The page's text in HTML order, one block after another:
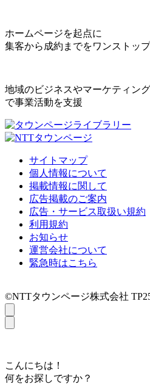
ホームページを起点に
集客から成約までをワンストッ
地域のビジネスやマーケティン
で事業活動を支援
サイトマップ
個人情報について
掲載情報に関して
広告掲載のご案内
広告・サービス取扱い規約
利用規約
お知らせ
運営会社について
緊急時はこちら
©NTTタウンページ株式会社
こんにちは！
何をお探しですか？